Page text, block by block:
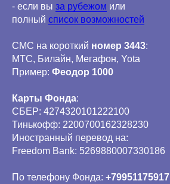
- если вы за рубежом или
полный список возможностей
СМС на короткий номер 3443:
МТС, Билайн, Мегафон, Yota
Пример: Феодор 1000
Карты Фонда:
СБЕР: 4274320101222100
Тинькофф: 2200700162328230
Иностранный перевод на:
Freedom Bank: 5269880007330186
По телефону Фонда: +79951175917